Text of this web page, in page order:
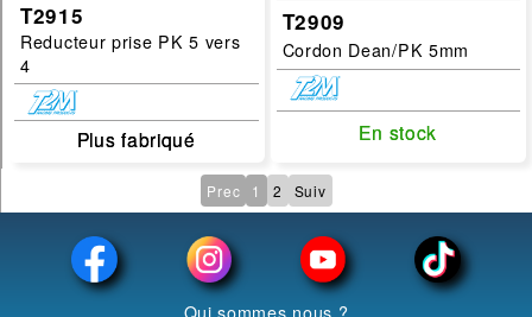
T2915
Reducteur prise PK 5 vers
4
Plus fabriqué
Plus fabriqué
T2909
Cordon Dean/PK 5mm
En stock
En stock
Prec 1 2 Suiv
Qui sommes nous ?